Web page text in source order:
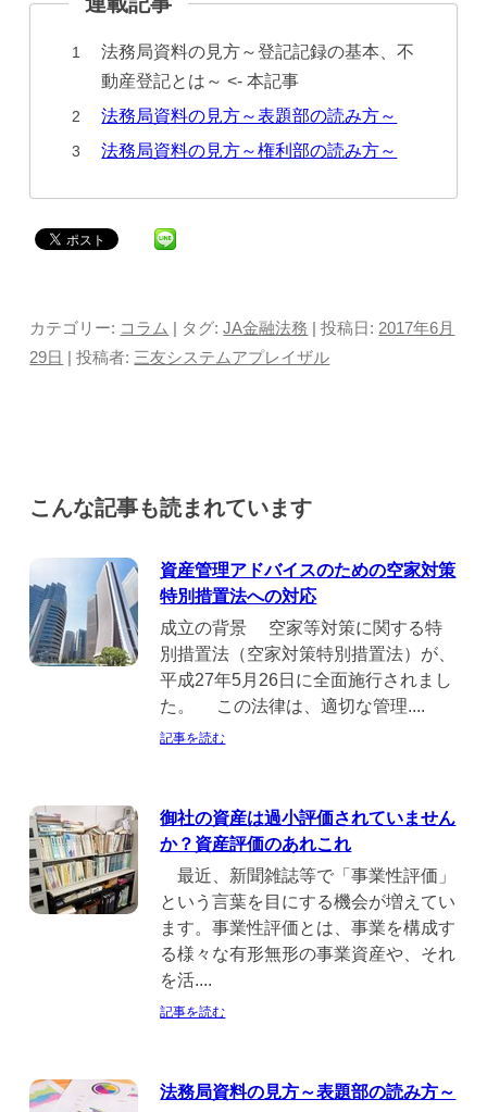
法務局資料の見方～登記記録の基本、不
動産登記とは～ <- 本記事
法務局資料の見方～表題部の読み方～
法務局資料の見方～権利部の読み方～
カテゴリー: コラム | タグ:JA金融法務 | 投稿日: 2017年6月
29日
|投稿者: 三友システムアプレイザル
こんな記事も読まれています
資産管理アドバイスのための空家対策
特別措置法への対応
成立の背景 空家等対策に関する特
別措置法（空家対策特別措置法）が、
平成27年5月26日に全面施行されまし
た。 この法律は、適切な管理....
記事を読む
御社の資産は過小評価されていません
か？資産評価のあれこれ
最近、新聞雑誌等で「事業性評価」
という言葉を目にする機会が増えてい
ます。事業性評価とは、事業を構成す
る様々な有形無形の事業資産や、それ
を活....
記事を読む
法務局資料の見方～表題部の読み方～